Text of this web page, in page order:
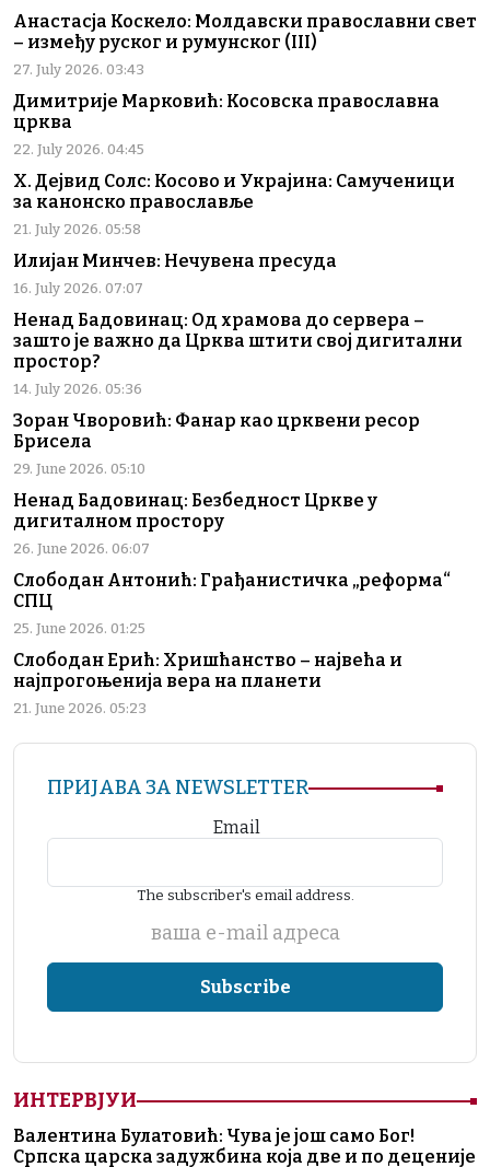
Анастасја Коскело: Молдавски православни свет
– између руског и румунског (III)
27. July 2026. 03:43
Димитрије Марковић: Косовска православна
црква
22. July 2026. 04:45
Х. Дејвид Солс: Косово и Украјина: Самученици
за канонско православље
21. July 2026. 05:58
Илијан Минчев: Нечувена пресуда
16. July 2026. 07:07
Ненад Бадовинац: Од храмова до сервера –
зашто је важно да Црква штити свој дигитални
простор?
14. July 2026. 05:36
Зоран Чворовић: Фанар као црквени ресор
Брисела
29. June 2026. 05:10
Ненад Бадовинац: Безбедност Цркве у
дигиталном простору
26. June 2026. 06:07
Слободан Антонић: Грађанистичка „реформа“
СПЦ
25. June 2026. 01:25
Слободан Ерић: Хришћанство – највећа и
најпрогоњенија вера на планети
21. June 2026. 05:23
ПРИЈАВА ЗА NEWSLETTER
Email
The subscriber's email address.
ваша е-mail адреса
ИНТЕРВЈУИ
Валентина Булатовић: Чува је још само Бог!
Српска царска задужбина која две и по деценије